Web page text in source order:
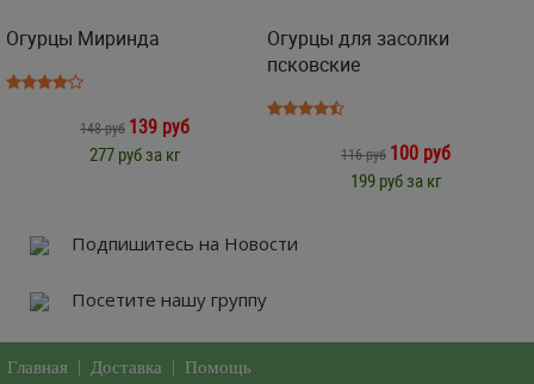
Огурцы Миринда
148 руб 139 руб
277 руб за кг
Огурцы для засолки
псковские
116 руб 100 руб
199 руб за кг
Подпишитесь на Новости
Посетите нашу группу
Главная Доставка Помощь